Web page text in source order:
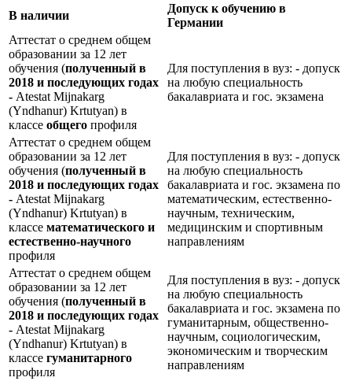
В наличии
Допуск к обучению в
Германии
Аттестат о среднем общем
образовании за 12 лет
обучения (полученный в
2018 и последующих годах
- Atestat Mijnakarg
(Yndhanur) Krtutyan) в
классе общего профиля
Для поступления в вуз: - допуск
на любую специальность
бакалавриата и гос. экзамена
Аттестат о среднем общем
образовании за 12 лет
обучения (полученный в
2018 и последующих годах
- Atestat Mijnakarg
(Yndhanur) Krtutyan) в
классе математического и
естественно-научного
профиля
Для поступления в вуз: - допуск
на любую специальность
бакалавриата и гос. экзамена по
математическим, естественно-
научным, техническим,
медицинским и спортивным
направлениям
Аттестат о среднем общем
образовании за 12 лет
обучения (полученный в
2018 и последующих годах
- Atestat Mijnakarg
(Yndhanur) Krtutyan) в
классе гуманитарного
профиля
Для поступления в вуз: - допуск
на любую специальность
бакалавриата и гос. экзамена по
гуманитарным, общественно-
научным, социологическим,
экономическим и творческим
направлениям